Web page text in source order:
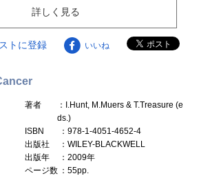
詳しく見る
トに登録 いいね
著者
：I.Hunt, M.Muers & T.Treasure (e
ds.)
ISBN
：978-1-4051-4652-4
出版社
：WILEY-BLACKWELL
出版年
：2009年
ページ数 ：55pp.